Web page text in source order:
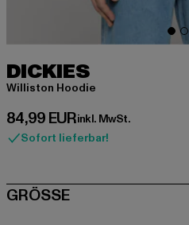
DICKIES
Williston Hoodie
84,99 EUR
Derzeitiger Preis: 84,99 EUR
inkl. MwSt.
Sofort lieferbar!
SIZE
GRÖSSE